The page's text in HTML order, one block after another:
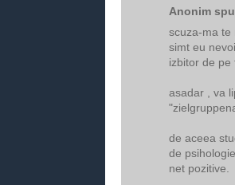
Anonim
scuza-ma te
simt eu
izbitor de pe
asadar , va
de aceea
de
net pozitive.